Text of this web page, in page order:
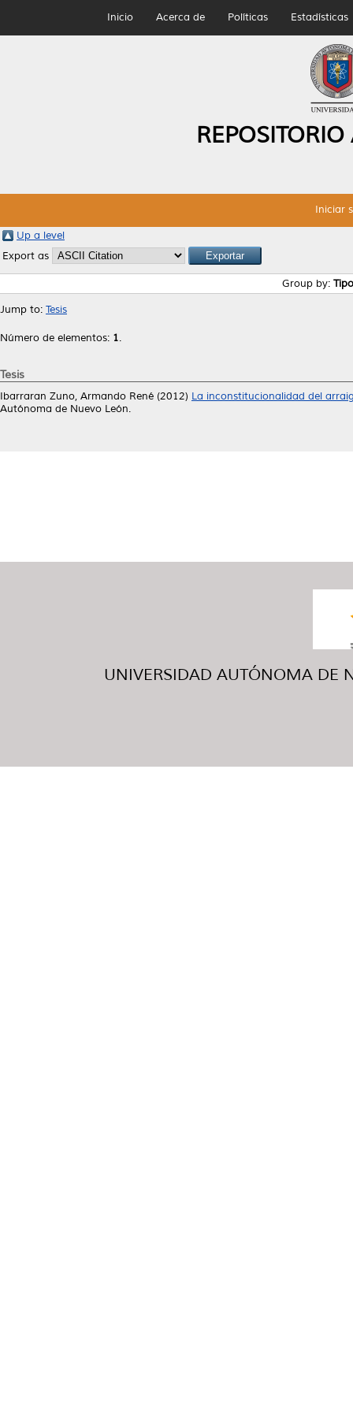
Inicio Acerca de Políticas Estadísticas
Iniciar
Up a level
Export as
Group by:
Jump to: Tesis
Número de elementos: 1.
Tesis
Ibarraran Zuno, Armando René (2012) La inconstitucionalidad del
Autónoma de Nuevo León.
UNIVERSIDAD AUTÓNOMA DE